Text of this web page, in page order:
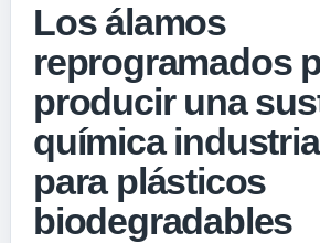
Los álamos
reprogramados
producir una
química
para plásticos
biodegradables